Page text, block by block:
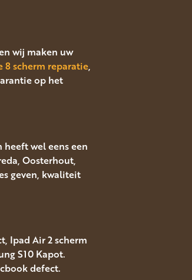
wij maken uw
8 scherm reparatie,
op het
wel eens een
Oosterhout,
geven, kwaliteit
Ipad Air 2 scherm
S10 Kapot.
defect.